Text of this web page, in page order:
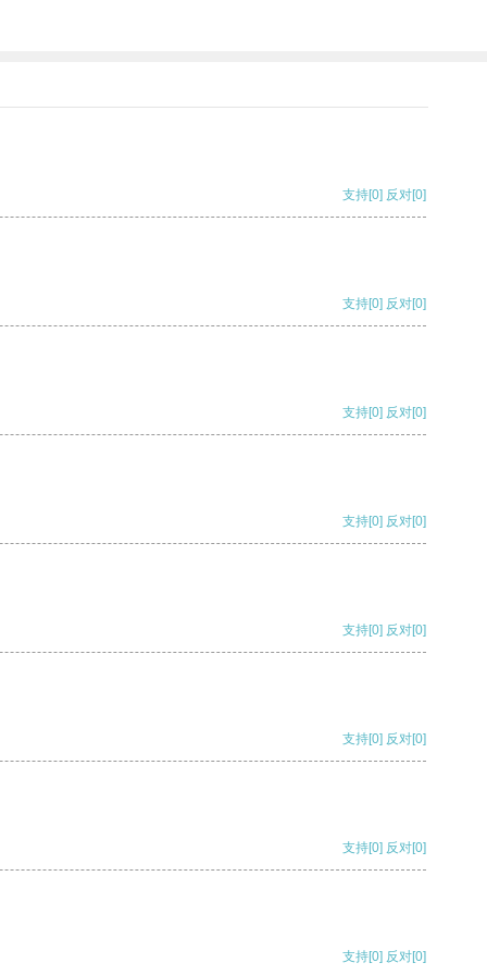
支持[0] 反对[0]
支持[0] 反对[0]
支持[0] 反对[0]
支持[0] 反对[0]
支持[0] 反对[0]
支持[0] 反对[0]
支持[0] 反对[0]
支持[0] 反对[0]